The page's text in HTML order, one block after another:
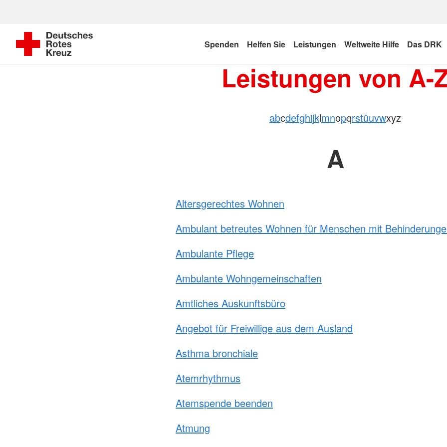
Spenden Helfen Sie Leistungen Weltweite Hilfe Das DRK
Leistungen von A-
abcdefghijklmnopqrstüuvwxyz
A
Altersgerechtes Wohnen
Ambulant betreutes Wohnen für Menschen mit
Ambulante Pflege
Ambulante Wohngemeinschaften
Amtliches Auskunftsbüro
Angebot für Freiwillige aus dem Ausland
Asthma bronchiale
Atemrhythmus
Atemspende beenden
Atmung